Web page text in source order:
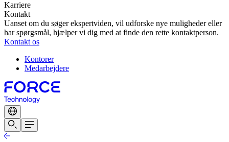
Karriere
Kontakt
Uanset om du søger ekspertviden, vil udforske nye muligheder eller
har spørgsmål, hjælper vi dig med at finde den rette kontaktperson.
Kontakt os
Kontorer
Medarbejdere